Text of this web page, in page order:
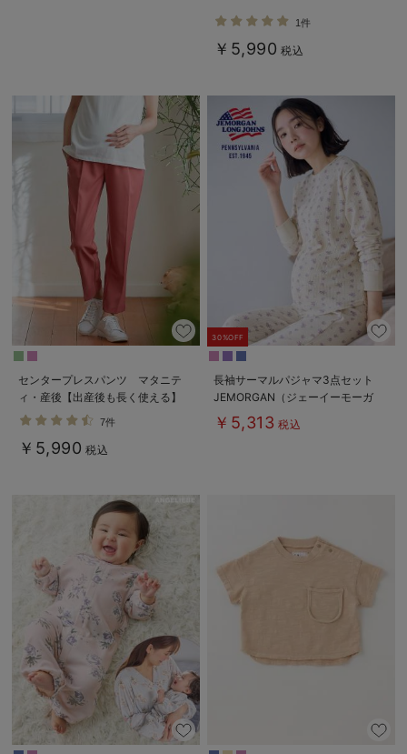
1件
￥5,990 税込
センタープレスパンツ マタニテ
ィ・産後【出産後も長く使える】
7件
￥5,990 税込
30%OFF
長袖サーマルパジャマ3点セット
JEMORGAN（ジェーイーモーガ
ン） ギフト マタニティ・産後
【出産後も長く使える】
￥5,313 税込